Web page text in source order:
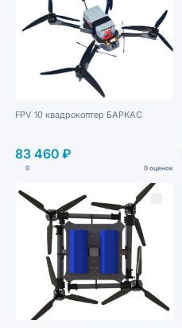
FPV 10 квадрокоптер БАРКАС
83 460 ₽
0 0 оценок